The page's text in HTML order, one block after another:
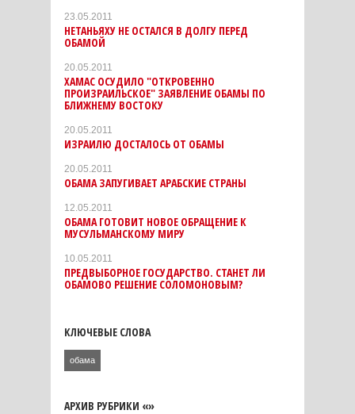
23.05.2011
НЕТАНЬЯХУ НЕ ОСТАЛСЯ В ДОЛГУ ПЕРЕД
ОБАМОЙ
20.05.2011
ХАМАС ОСУДИЛО "ОТКРОВЕННО
ПРОИЗРАИЛЬСКОЕ" ЗАЯВЛЕНИЕ ОБАМЫ ПО
БЛИЖНЕМУ ВОСТОКУ
20.05.2011
ИЗРАИЛЮ ДОСТАЛОСЬ ОТ ОБАМЫ
20.05.2011
ОБАМА ЗАПУГИВАЕТ АРАБСКИЕ СТРАНЫ
12.05.2011
ОБАМА ГОТОВИТ НОВОЕ ОБРАЩЕНИЕ К
МУСУЛЬМАНСКОМУ МИРУ
10.05.2011
ПРЕДВЫБОРНОЕ ГОСУДАРСТВО. СТАНЕТ ЛИ
ОБАМОВО РЕШЕНИЕ СОЛОМОНОВЫМ?
КЛЮЧЕВЫЕ СЛОВА
обама
АРХИВ РУБРИКИ «»